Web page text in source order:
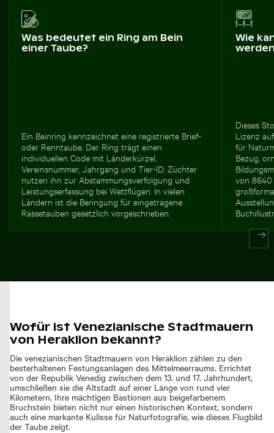
Was bedeutet ein Ring am Bein
einer Taube?
Ein Beinring kennzeichnet eine registrierte Brief-
oder Renntaube. Der Ring trägt einen
individuellen Code mit Länderkürzel,
Vereinsnummer, Jahrgang und Tier-ID. Züchter
nutzen ihn zur Abstammungsverfolgung und
Leistungserfassung bei Wettflügen. In vielen
Ländern ist die Beringung für eingetragene
Rassetauben gesetzlich vorgeschrieben.
Wie
Dieses
Lizenz
für
Bezug,
von 8640
Wofür ist Venezianische Stadtmauern
von Heraklion bekannt?
Die venezianischen Stadtmauern von Heraklion zählen zu den
besterhaltenen Festungsanlagen des Mittelmeerraums. Errichtet
von der Republik Venedig zwischen dem 13. und 17. Jahrhundert,
umschließen sie die Altstadt auf einer Länge von rund vier
Kilometern. Ihre mächtigen Bastionen aus beigefarbenem
Bruchstein bieten nicht nur einen historischen Kontext, sondern
auch eine markante Kulisse für Naturfotografie, wie dieses Flugbild
der Taube zeigt.